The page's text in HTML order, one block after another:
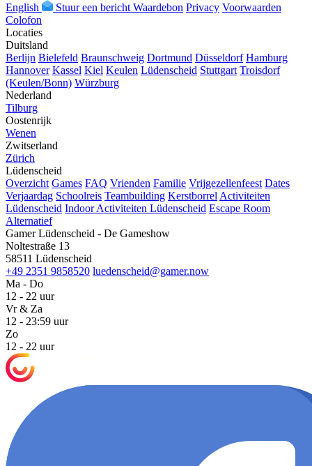
English Stuur een bericht Waardebon Privacy Voorwaarden
Colofon
Locaties
Duitsland
Berlijn Bielefeld Braunschweig Dortmund Düsseldorf Hamburg
Hannover Kassel Kiel Keulen Lüdenscheid Stuttgart Troisdorf
(Keulen/Bonn) Würzburg
Nederland
Tilburg
Oostenrijk
Wenen
Zwitserland
Zürich
Lüdenscheid
Overzicht Games FAQ Vrienden Familie Vrijgezellenfeest Dates
Verjaardag Schoolreis Teambuilding Kerstborrel Activiteiten
Lüdenscheid Indoor Activiteiten Lüdenscheid Escape Room
Alternatief
Gamer Lüdenscheid - De Gameshow
Noltestraße 13
58511 Lüdenscheid
+49 2351 9858520 luedenscheid@gamer.now
Ma - Do
12 - 22 uur
Vr & Za
12 - 23:59 uur
Zo
12 - 22 uur